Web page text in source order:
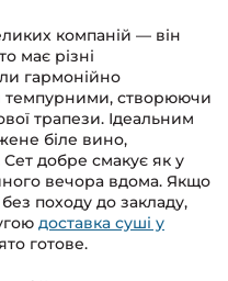
компаній — він
має різні
гармонійно
темпурними, створюючи
трапези. Ідеальним
біле вино,
добре смакує як у
вечора вдома. Якщо
походу до закладу,
доставка суші у
готове.